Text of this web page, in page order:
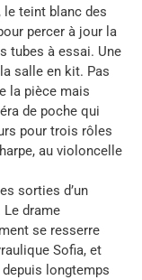
le teint blanc des
percer à jour la
tubes à essai. Une
salle en kit. Pas
la pièce mais
de poche qui
pour trois rôles
au violoncelle
sorties d’un
Le drame
se resserre
Sofia, et
longtemps